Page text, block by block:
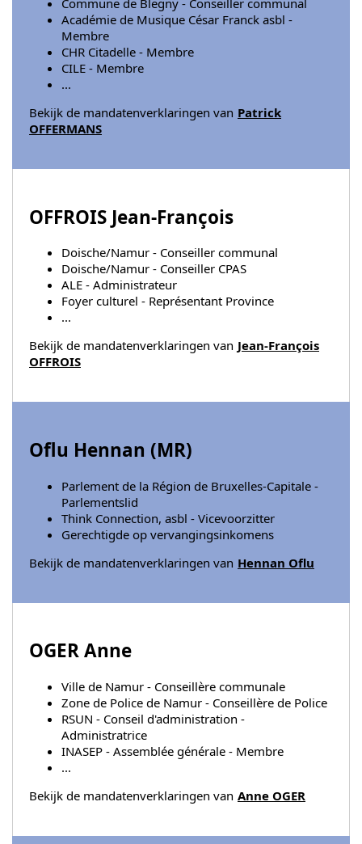
Académie de Musique César Franck asbl -
Membre
CHR Citadelle - Membre
CILE - Membre
...
Bekijk de mandatenverklaringen van Patrick
OFFERMANS
OFFROIS Jean-François
Doische/Namur - Conseiller communal
Doische/Namur - Conseiller CPAS
ALE - Administrateur
Foyer culturel - Représentant Province
...
Bekijk de mandatenverklaringen van Jean-François
OFFROIS
Oflu Hennan (MR)
Parlement de la Région de Bruxelles-Capitale -
Parlementslid
Think Connection, asbl - Vicevoorzitter
Gerechtigde op vervangingsinkomens
Bekijk de mandatenverklaringen van Hennan Oflu
OGER Anne
Ville de Namur - Conseillère communale
Zone de Police de Namur - Conseillère de Police
RSUN - Conseil d'administration -
Administratrice
INASEP - Assemblée générale - Membre
...
Bekijk de mandatenverklaringen van Anne OGER